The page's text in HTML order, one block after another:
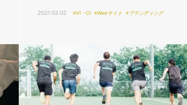
2021.02.02 #VI・CI #Webサイト #ブランディング